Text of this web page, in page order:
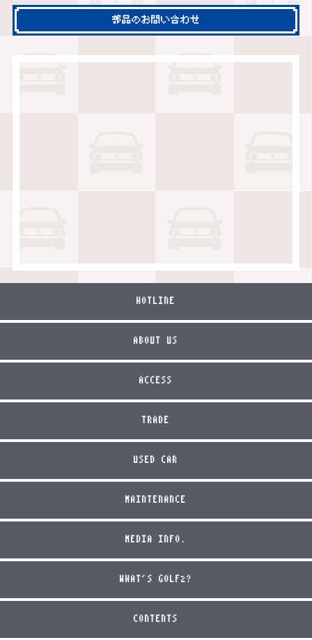
部品のお問い合わせ
HOTLINE
ABOUT US
ACCESS
TRADE
USED CAR
MAINTENANCE
MEDIA INFO.
WHAT'S GOLF2?
CONTENTS